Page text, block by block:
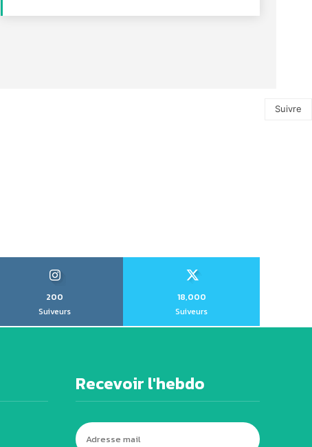
Suivre
200
Suiveurs
18,000
Suiveurs
Recevoir l'hebdo